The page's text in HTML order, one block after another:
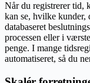
Når du registrerer tid,
kan se, hvilke
databaseret
processen eller i
penge. I mange
automatiseret, så du